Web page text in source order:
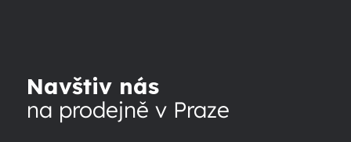
Navštiv nás
na prodejně v Praze